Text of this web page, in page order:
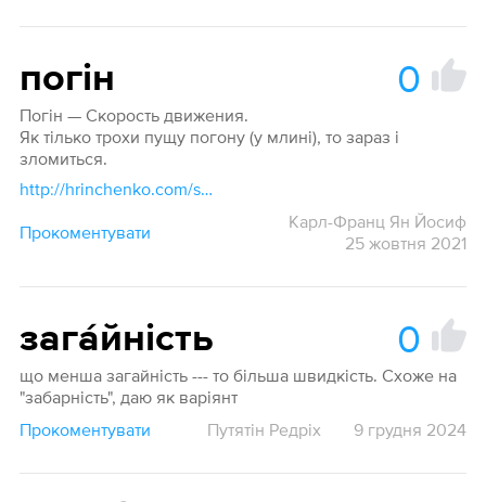
погін 0
Погін — Скорость движения.
Як тілько трохи пущу погону (у млині), то зараз і
зломиться.
http://hrinchenko.com/slovar/znachenie-slova/41136-poghin.html#show_point
Прокоментувати
Карл-Франц Ян Йосиф
25 жовтня 2021
зага́йність 0
що менша загайність --- то більша швидкість. Схоже на
"забарність", даю як варіянт
Прокоментувати
Путятін Редріх 9 грудня 2024